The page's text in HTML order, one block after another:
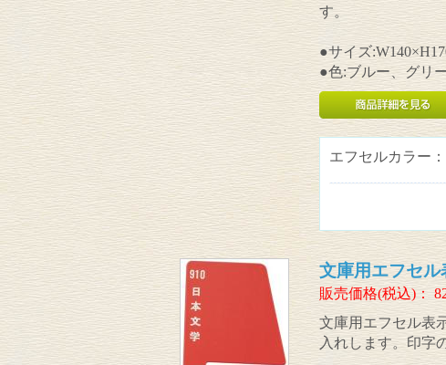
す。
●サイズ
●色:ブルー、グリ
エフセルカラー：
文庫用エフセ
販売価格(税込)：
文庫用エフセル表
入れします。印字